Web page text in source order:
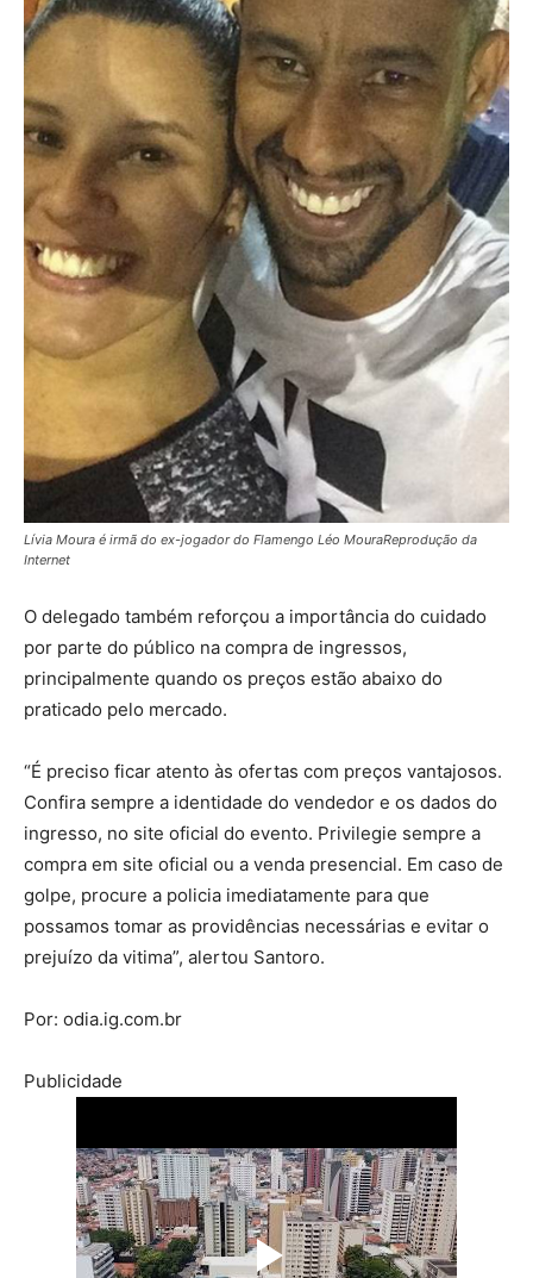
Lívia Moura é irmã do ex-jogador do Flamengo Léo MouraReprodução da
Internet
O delegado também reforçou a importância do cuidado
por parte do público na compra de ingressos,
principalmente quando os preços estão abaixo do
praticado pelo mercado.
“É preciso ficar atento às ofertas com preços vantajosos.
Confira sempre a identidade do vendedor e os dados do
ingresso, no site oficial do evento. Privilegie sempre a
compra em site oficial ou a venda presencial. Em caso de
golpe, procure a policia imediatamente para que
possamos tomar as providências necessárias e evitar o
prejuízo da vitima”, alertou Santoro.
Por: odia.ig.com.br
Publicidade